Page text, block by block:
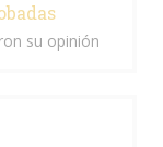
su opinión